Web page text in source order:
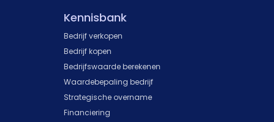
Kennisbank
Bedrijf verkopen
Bedrijf kopen
Bedrijfswaarde berekenen
Waardebepaling bedrijf
Strategische overname
Financiering